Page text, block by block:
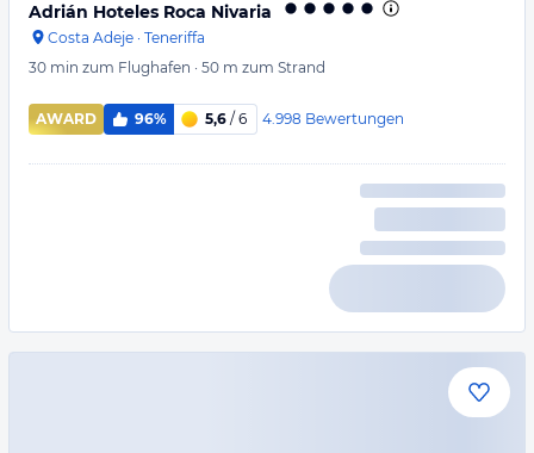
Adrián Hoteles Roca Nivaria
Costa Adeje · Teneriffa
30 min zum Flughafen · 50 m zum Strand
AWARD 96% 5,6 / 6 4.998 Bewertungen